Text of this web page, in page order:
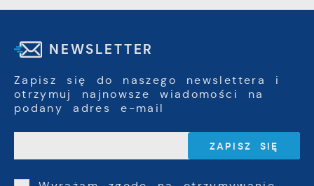
NEWSLETTER
Zapisz się do naszego newslettera i
otrzymuj najnowsze wiadomości na
podany adres e-mail